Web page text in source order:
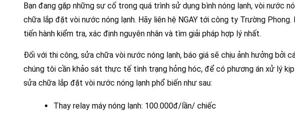
Bạn đang gặp những sự cố trong quá trình sử dụng bình nóng lạnh, vòi nước
chữa lắp đặt vòi nước nóng lạnh. Hãy liên hệ NGAY tới công ty Trường
tiến hành kiểm tra, xác định nguyên nhân và tìm giải pháp hợp lý nhất.
Đối với thi công, sửa chữa vòi nước nóng lạnh, báo giá sẽ chịu ảnh hưởng
chúng tôi cần khảo sát thực tế tình trạng hỏng hóc, để có phương án xử lý
sửa chữa lắp đặt vòi nước nóng lạnh phổ biến như sau:
Thay relay máy nóng lạnh: 100.000đ/lần/ chiếc